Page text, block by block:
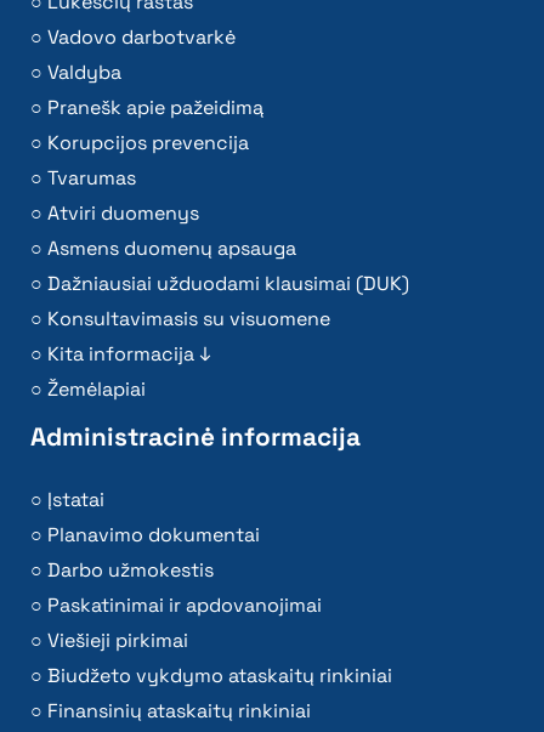
Vadovo darbotvarkė
Valdyba
Pranešk apie pažeidimą
Korupcijos prevencija
Tvarumas
Atviri duomenys
Asmens duomenų apsauga
Dažniausiai užduodami klausimai (DUK)
Konsultavimasis su visuomene
Kita informacija ↓
Žemėlapiai
Administracinė informacija
Įstatai
Planavimo dokumentai
Darbo užmokestis
Paskatinimai ir apdovanojimai
Viešieji pirkimai
Biudžeto vykdymo ataskaitų rinkiniai
Finansinių ataskaitų rinkiniai